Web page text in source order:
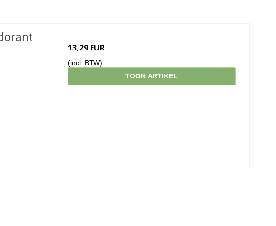
13,29 EUR
(incl. BTW)
TOON ARTIKEL